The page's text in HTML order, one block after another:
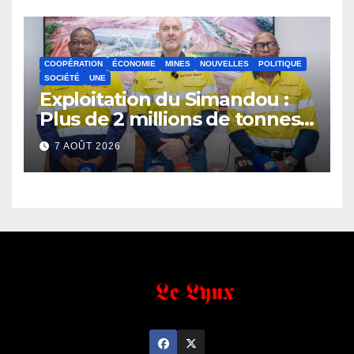
COOPÉRATION ÉCONOMIE MINES NOUVELLES
POLITIQUE
SOCIÉTÉ
UNE
Exploitation du Simandou :
Plus de 2 millions de tonnes
de fer exportées
7 AOÛT 2026